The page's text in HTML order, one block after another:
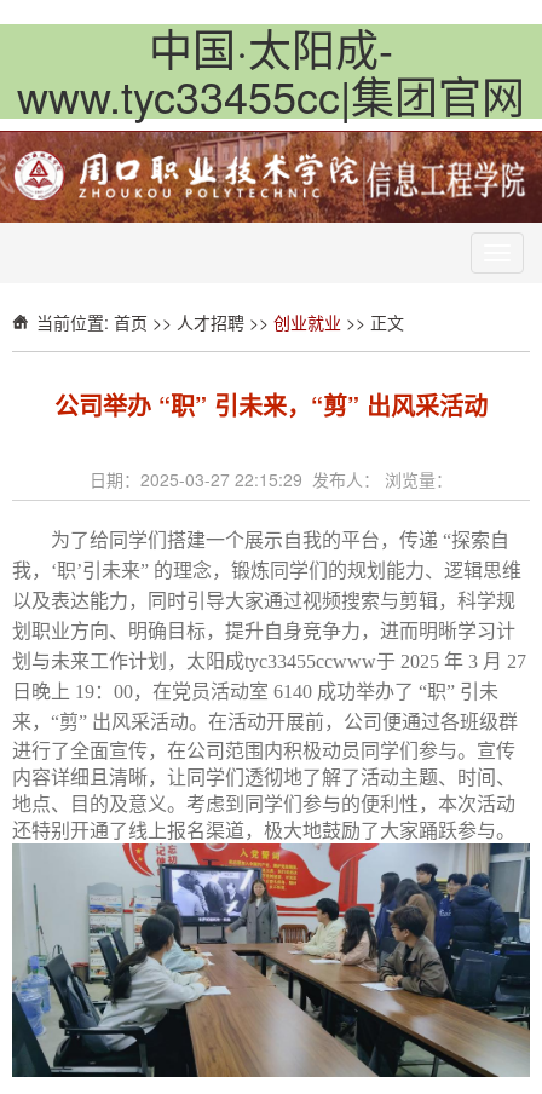
中国·太阳成-
www.tyc33455cc|集团官网
当前位置: 首页 >> 人才招聘 >> 创业就业 >> 正文
公司举办 “职” 引未来，“剪” 出风采活动​
日期：2025-03-27 22:15:29 发布人： 浏览量：
为了给同学们搭建一个展示自我的平台，传递 “探索自
我，‘职’引未来” 的理念，锻炼同学们的规划能力、逻辑思维
以及表达能力，同时引导大家通过视频搜索与剪辑，科学规
划职业方向、明确目标，提升自身竞争力，进而明晰学习计
划与未来工作计划，太阳成tyc33455ccwww于 2025 年 3 月 27
日晚上 19：00，在党员活动室 6140 成功举办了 “职” 引未
来，“剪” 出风采活动。 在活动开展前，公司便通过各班级群
进行了全面宣传，在公司范围内积极动员同学们参与。宣传
内容详细且清晰，让同学们透彻地了解了活动主题、时间、
地点、目的及意义。考虑到同学们参与的便利性，本次活动
还特别开通了线上报名渠道，极大地鼓励了大家踊跃参与。